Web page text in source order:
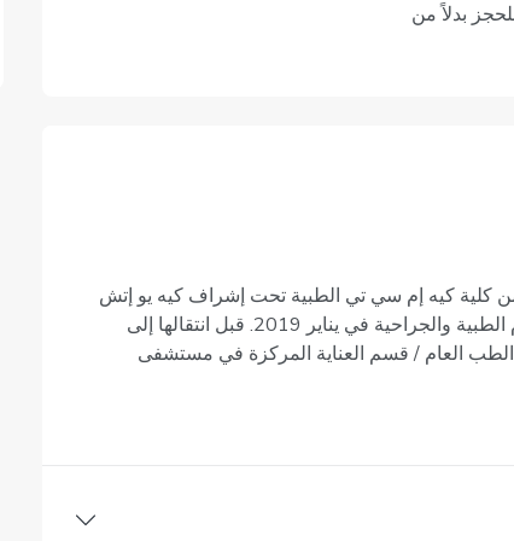
بدلاً من
كلية كيه إم سي تي الطبية تحت إشراف كيه يو إتش
إيس في عام 2017. بعد إكمال تدريبها الإلزامي في الأقسام الطبية والجراحية في يناير 2019. قبل انتقالها إلى
الطب العام / قسم العناية المركزة في مستشفى